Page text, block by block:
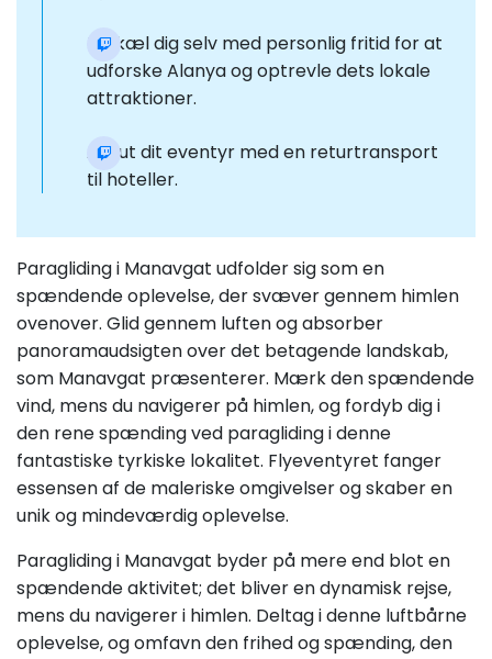
Forkæl dig selv med personlig fritid for at
udforske Alanya og optrevle dets lokale
attraktioner.
Afslut dit eventyr med en returtransport
til hoteller.
Paragliding i Manavgat udfolder sig som en
spændende oplevelse, der svæver gennem himlen
ovenover. Glid gennem luften og absorber
panoramaudsigten over det betagende landskab,
som Manavgat præsenterer. Mærk den spændende
vind, mens du navigerer på himlen, og fordyb dig i
den rene spænding ved paragliding i denne
fantastiske tyrkiske lokalitet. Flyeventyret fanger
essensen af de maleriske omgivelser og skaber en
unik og mindeværdig oplevelse.
Paragliding i Manavgat byder på mere end blot en
spændende aktivitet; det bliver en dynamisk rejse,
mens du navigerer i himlen. Deltag i denne luftbårne
oplevelse, og omfavn den frihed og spænding, den